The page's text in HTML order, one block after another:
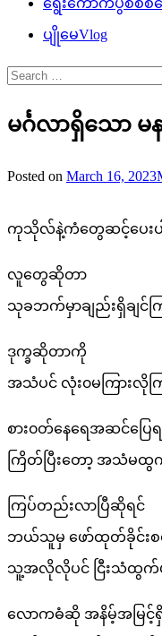
ရွေးကောက်ပွဲစိစစ်တွ
ပျိုမေVlog
Search
for:
မင်္ဂလာရှိသော မ
Posted on March 16, 2023
ကုသိုလ်နဲ့ကံတွေဆင့်ပေးပါ
လူတွေဆိုတာ
သုခဘက်မှာချည်းရှိချင်က
ဒုက္ခဆိုတာကို
အသံပင် လုံး၀မကြားလိုက
စား၀တ်နေရေအဆင်ပြေ
ကြိတ်ပြီးတော့ အသံမ
ကြပ်တည်းလာပြီဆိုရင်
ဘယ်သူမှ ဖော်ထုတ်ခိုင်းစ
သူ့အလိုလိုပင် ငြီးသံထွက်
လောကဓံဆို အနိမ့်အမြင့်